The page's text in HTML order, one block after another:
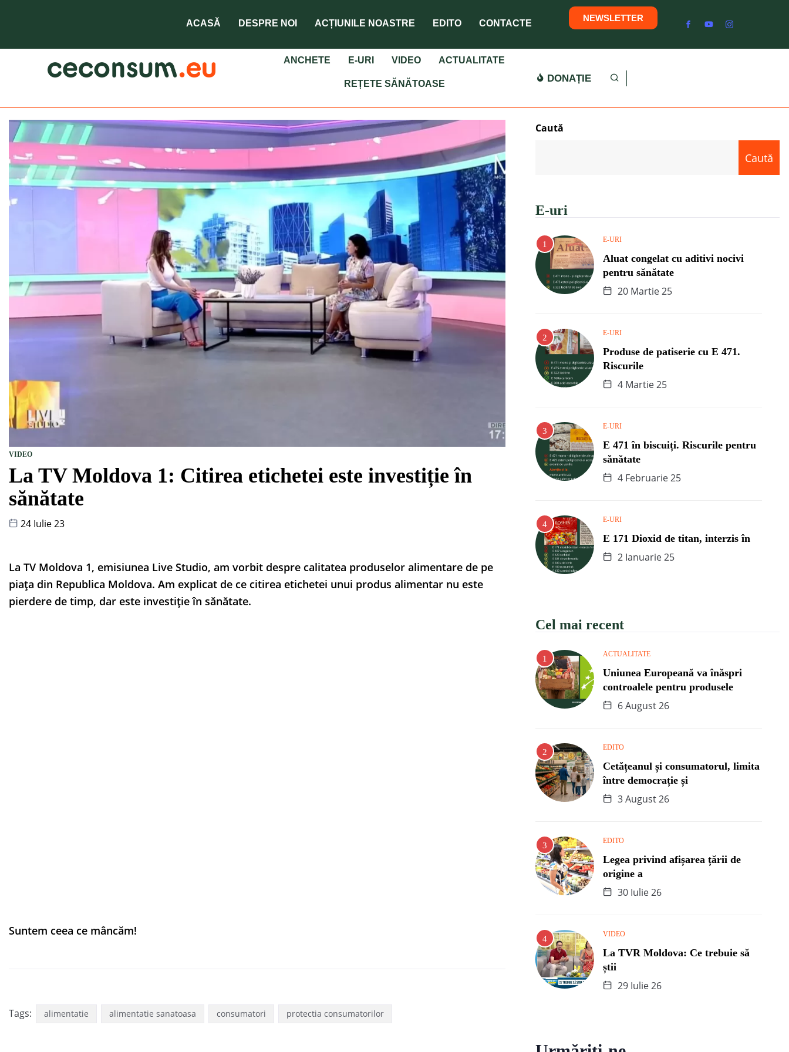
ACASĂ DESPRE NOI ACȚIUNILE NOASTRE EDITO CONTACTE
NEWSLETTER
ANCHETE E-URI VIDEO ACTUALITATE
REȚETE SĂNĂTOASE DONAȚIE
VIDEO
La TV Moldova 1: Citirea etichetei este investiție în
sănătate
24 Iulie 23
La TV Moldova 1, emisiunea Live Studio, am vorbit despre calitatea produselor alimentare de pe
piața din Republica Moldova. Am explicat de ce citirea etichetei unui produs alimentar nu este
pierdere de timp, dar este investiție în sănătate.
Suntem ceea ce mâncăm!
Tags: alimentatie alimentatie sanatoasa consumatori protectia consumatorilor
Caută
Caută
E-uri
E-URI
Aluat congelat cu aditivi nocivi
pentru sănătate
20 Martie 25
E-URI
Produse de patiserie cu E 471.
Riscurile
4 Martie 25
E-URI
E 471 în biscuiți. Riscurile pentru
sănătate
4 Februarie 25
E-URI
E 171 Dioxid de titan, interzis în
2 Ianuarie 25
Cel mai recent
ACTUALITATE
Uniunea Europeană va înăspri
controalele pentru produsele
6 August 26
EDITO
Cetățeanul și consumatorul, limita
între democrație și
3 August 26
EDITO
Legea privind afișarea țării de
origine a
30 Iulie 26
VIDEO
La TVR Moldova: Ce trebuie să
știi
29 Iulie 26